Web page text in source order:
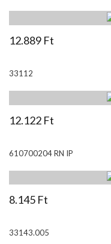
12.889 Ft
33112
12.122 Ft
610700204 RN IP
8.145 Ft
33143.005